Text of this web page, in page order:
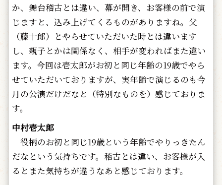
か、舞台稽古とは違い、幕が開き、お客様の前で演
じますと、込み上げてくるものがありますね。父
（藤十郎）とやらせていただいた時とは違います
し、親子とかは関係なく、相手が変わればまた違い
ます。今回は壱太郎がお初と同じ年齢の19歳でやら
せていただいておりますが、実年齢で演じるのも今
月の公演だけだなと（特別なものを）感じておりま
す。
中村壱太郎
役柄のお初と同じ19歳という年齢でやりっきたん
だなという気持ちです。稽古とは違い、お客様が入
るとまた気持ちが違うなあと感じております。